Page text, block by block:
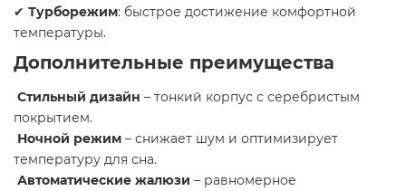
✔ Турборежим: быстрое достижение комфортной
температуры.
Дополнительные преимущества
Стильный дизайн – тонкий корпус с серебристым
покрытием.
Ночной режим – снижает шум и оптимизирует
температуру для сна.
Автоматические жалюзи – равномерное